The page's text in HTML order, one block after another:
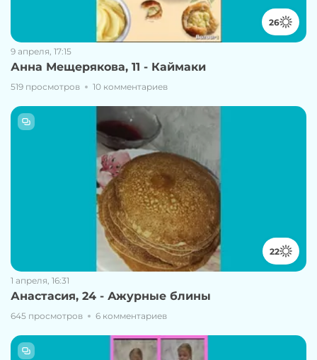
26
9 апреля, 17:15
Анна Мещерякова, 11 - Каймаки
519 просмотров 10 комментариев
22
1 апреля, 16:31
Анастасия, 24 - Ажурные блины
645 просмотров 6 комментариев